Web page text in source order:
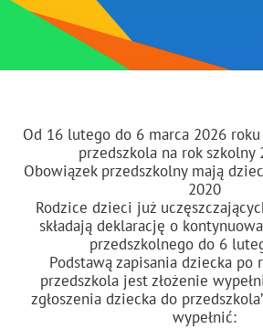
Od 16 lutego do 6 marca 2026
przedszkola na rok szkolny
Obowiązek przedszkolny mają
2020
Rodzice dzieci już
składają deklarację o
przedszkolnego do 6
Podstawą zapisania dziecka po
przedszkola jest złożenie
zgłoszenia dziecka do
wypełnić: